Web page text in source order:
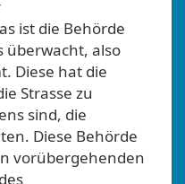
ist die Behörde
überwacht, also
Diese hat die
Strasse zu
sind, die
Diese Behörde
vorübergehenden